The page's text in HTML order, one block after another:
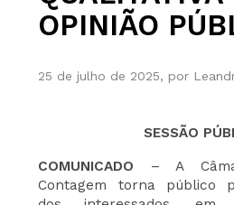
OPINIÃO
25 de julho de 2025, por
SESSÃO
COMUNICADO – A
Contagem torna público